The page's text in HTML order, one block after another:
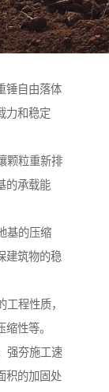
锤自由落体
力和稳定
颗粒重新排
的承载能
基的压缩
建筑物的稳
程性质，
性等。
强夯施工速
积的加固处